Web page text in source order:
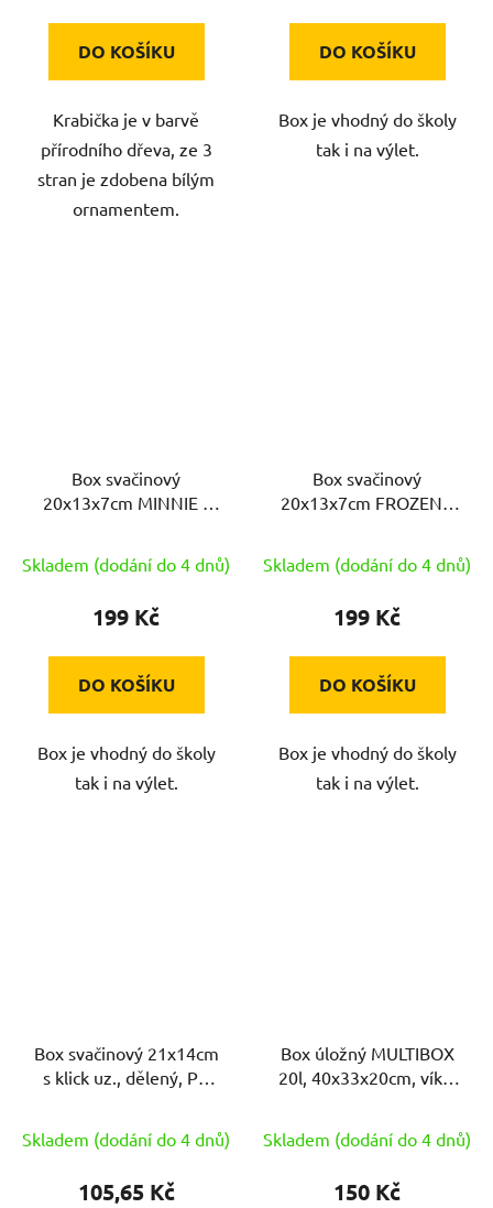
DO KOŠÍKU
Krabička je v barvě
přírodního dřeva, ze 3
stran je zdobena bílým
ornamentem.
DO KOŠÍKU
Box je vhodný do školy
tak i na výlet.
Box svačinový
20x13x7cm MINNIE s
Skladem (dodání do 4 dnů)
199 Kč
DO KOŠÍKU
Box je vhodný do školy
tak i na výlet.
Box svačinový
20x13x7cm FROZEN s
Skladem (dodání do 4 dnů)
199 Kč
DO KOŠÍKU
Box je vhodný do školy
tak i na výlet.
Box svačinový 21x14cm
s klick uz., dělený, PH
Skladem (dodání do 4 dnů)
105,65 Kč
Box úložný MULTIBOX
20l, 40x33x20cm, víko,
Skladem (dodání do 4 dnů)
150 Kč